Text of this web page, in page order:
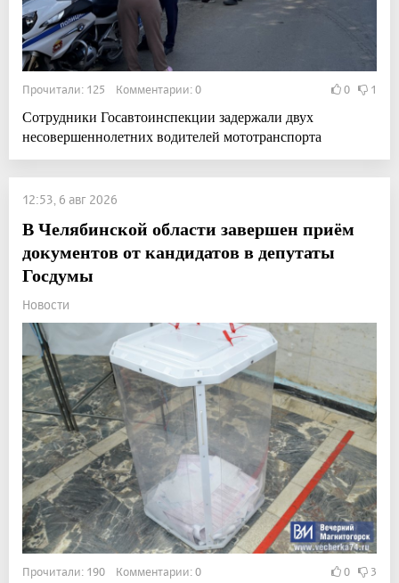
Прочитали: 125 Комментарии: 0 0 1
Сотрудники Госавтоинспекции задержали двух
несовершеннолетних водителей мототранспорта
12:53, 6 авг 2026
В Челябинской области завершен приём
документов от кандидатов в депутаты
Госдумы
Новости
Прочитали: 190 Комментарии: 0 0 3